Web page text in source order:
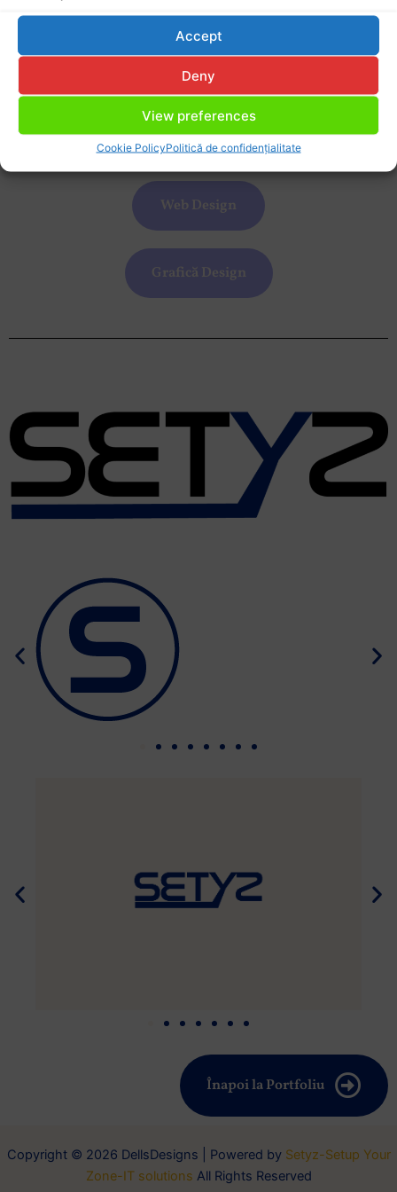
Accept
Deny
View preferences
Cookie PolicyPolitică de confidențialitate
culori de baza precum albastru închis, negru și alb, ajungând in 2023
să face un adevărat Rebranding, adăugând alte culori paletei inițiale
și în curând și prin a reface propiul nostru site.
Branding
Web Design
Grafică Design
Înapoi la Portfoliu
Copyright © 2026 DellsDesigns | Powered by Setyz-Setup Your
Zone-IT solutions All Rights Reserved